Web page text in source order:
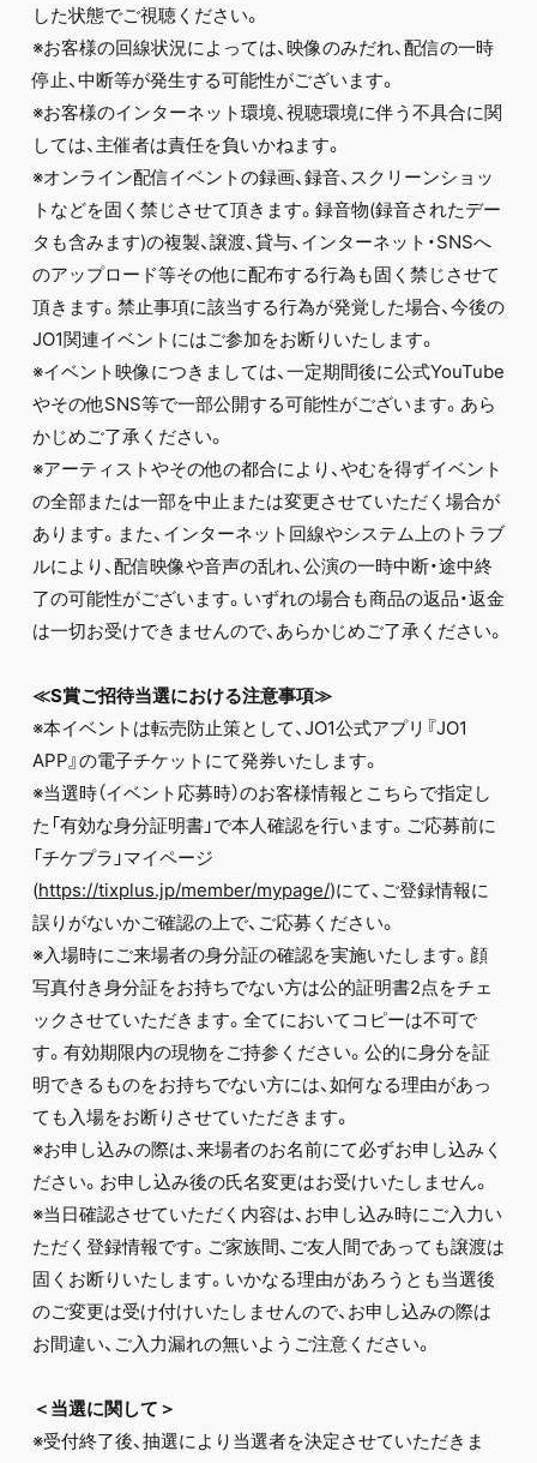
した状態でご視聴ください。
※お客様の回線状況によっては、映像のみだれ、配信の一時
停止、中断等が発生する可能性がございます。
※お客様のインターネット環境、視聴環境に伴う不具合に関
しては、主催者は責任を負いかねます。
※オンライン配信イベントの録画、録音、スクリーンショッ
トなどを固く禁じさせて頂きます。録音物(録音されたデー
タも含みます)の複製、譲渡、貸与、インターネット・SNSへ
のアップロード等その他に配布する行為も固く禁じさせて
頂きます。禁止事項に該当する行為が発覚した場合、今後の
JO1関連イベントにはご参加をお断りいたします。
※イベント映像につきましては、一定期間後に公式YouTube
やその他SNS等で一部公開する可能性がございます。あら
かじめご了承ください。
※アーティストやその他の都合により、やむを得ずイベント
の全部または一部を中止または変更させていただく場合が
あります。また、インターネット回線やシステム上のトラブ
ルにより、配信映像や音声の乱れ、公演の一時中断・途中終
了の可能性がございます。いずれの場合も商品の返品・返金
は一切お受けできませんので、あらかじめご了承ください。
≪S賞ご招待当選における注意事項≫
※本イベントは転売防止策として、JO1公式アプリ『JO1
APP』の電子チケットにて発券いたします。
※当選時（イベント応募時）のお客様情報とこちらで指定し
た「有効な身分証明書」で本人確認を行います。ご応募前に
「チケプラ」マイページ
(https://tixplus.jp/member/mypage/)にて、ご登録情報に
誤りがないかご確認の上で、ご応募ください。
※入場時にご来場者の身分証の確認を実施いたします。顔
写真付き身分証をお持ちでない方は公的証明書2点をチェ
ックさせていただきます。全てにおいてコピーは不可で
す。有効期限内の現物をご持参ください。公的に身分を証
明できるものをお持ちでない方には、如何なる理由があっ
ても入場をお断りさせていただきます。
※お申し込みの際は、来場者のお名前にて必ずお申し込みく
ださい。お申し込み後の氏名変更はお受けいたしません。
※当日確認させていただく内容は、お申し込み時にご入力い
ただく登録情報です。ご家族間、ご友人間であっても譲渡は
固くお断りいたします。いかなる理由があろうとも当選後
のご変更は受け付けいたしませんので、お申し込みの際は
お間違い、ご入力漏れの無いようご注意ください。
＜当選に関して＞
※受付終了後、抽選により当選者を決定させていただきま